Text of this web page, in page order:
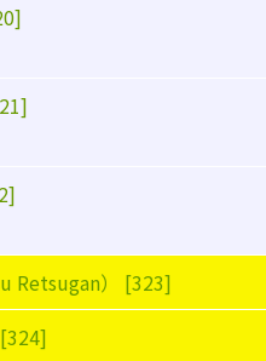
Retsugan） [323]